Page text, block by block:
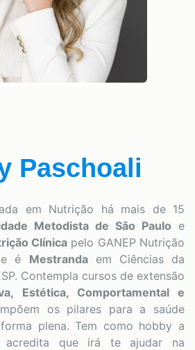
Paschoali
em Nutrição há mais de 15
Metodista de São Paulo e
Clínica pelo GANEP Nutrição
é Mestrandaem Ciências da
Contempla cursos de extensão
Estética, Comportamental e
os pilares para a saúde
plena. Tem como hobby a
que irá te ajudar na